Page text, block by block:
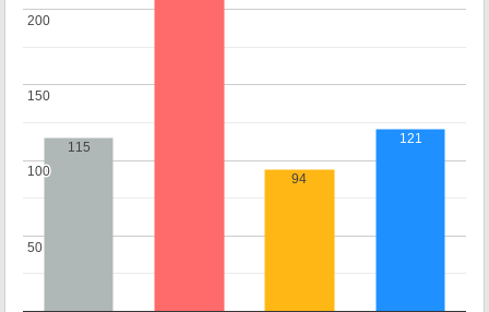
50
50
100
100
150
150
200
200
115
94
121